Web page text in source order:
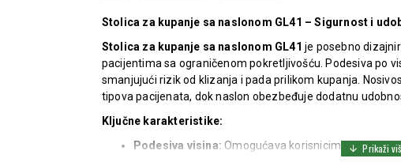
Stolica za kupanje sa naslonom GL41 – Sigurnost i
Stolica za kupanje sa naslonom GL41 je posebno
pacijentima sa ograničenom pokretljivošću. Podesiva po
smanjujući rizik od klizanja i pada prilikom kupanja.
tipova pacijenata, dok naslon obezbeđuje dodatnu
Ključne karakteristike:
Podesiva visina: Omogućava korisnicima da